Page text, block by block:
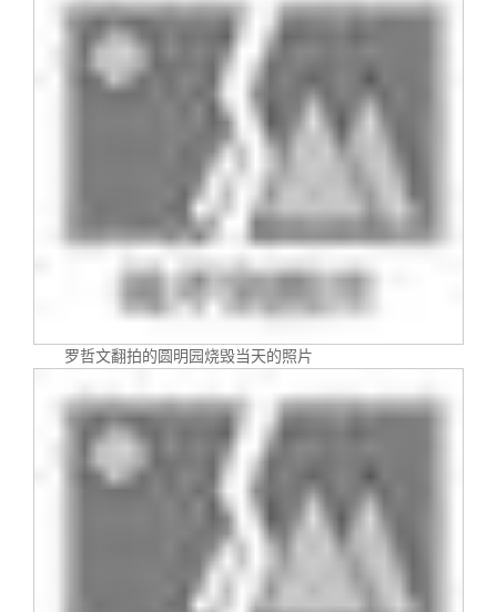
罗哲文翻拍的圆明园烧毁当天的照片